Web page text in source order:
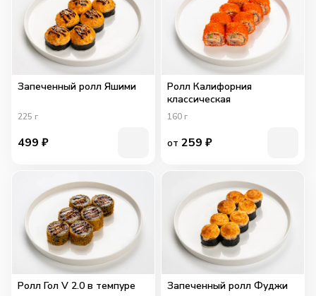
Запеченный ролл Яшими
225 г
499 ₽
Ролл Калифорния
классическая
160 г
от 259 ₽
Ролл Гол V 2.0 в темпуре Запеченный ролл Фуджи